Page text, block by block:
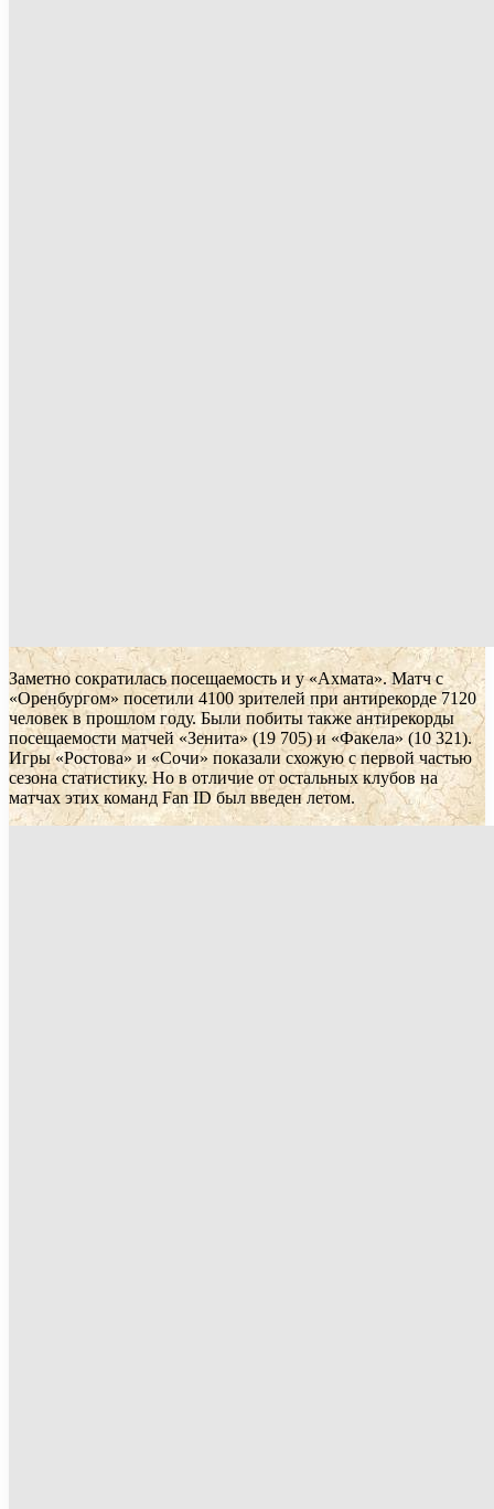
Заметно сократилась посещаемость и у «Ахмата». Матч с
«Оренбургом» посетили 4100 зрителей при антирекорде 7120
человек в прошлом году. Были побиты также антирекорды
посещаемости матчей «Зенита» (19 705) и «Факела» (10 321).
Игры «Ростова» и «Сочи» показали схожую с первой частью
сезона статистику. Но в отличие от остальных клубов на
матчах этих команд Fan ID был введен летом.